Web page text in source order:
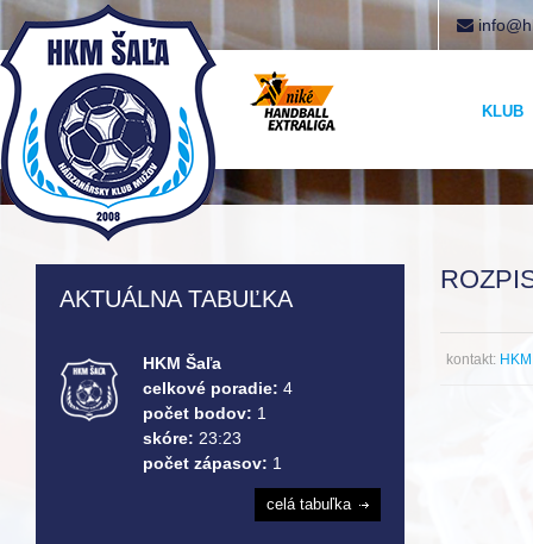
KLUB
kontakt:
AKTUÁLNA TABUĽKA
HKM Šaľa
celkové poradie: 4
počet bodov: 1
skóre: 23:23
počet zápasov: 1
celá tabuľka